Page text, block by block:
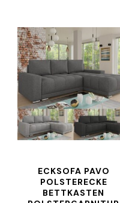
ECKSOFA PAVO
POLSTERECKE
BETTKASTEN